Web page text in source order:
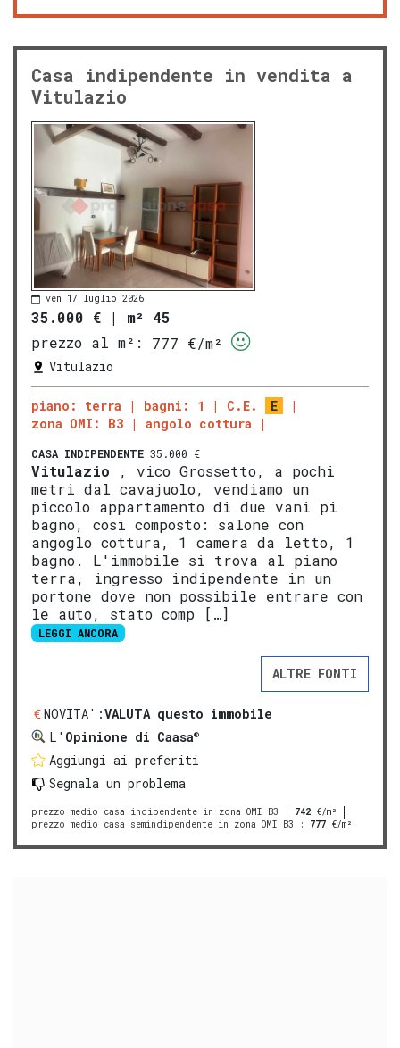
Casa indipendente in vendita a
Vitulazio
ven 17 luglio 2026
35.000 € | m² 45
prezzo al m²:
777 €/m²
Vitulazio
piano: terra bagni: 1 C.E.
E
zona OMI: B3
angolo cottura
CASA INDIPENDENTE 35.000 €
Vitulazio , vico Grossetto, a pochi
metri dal cavajuolo, vendiamo un
piccolo appartamento di due vani pi
bagno, cosi composto: salone con
angoglo cottura, 1 camera da letto, 1
bagno. L'immobile si trova al piano
terra, ingresso indipendente in un
portone dove non possibile entrare con
le auto, stato comp […]
LEGGI ANCORA
ALTRE FONTI
NOVITA':VALUTA questo immobile
L' Opinione di Caasa®
Aggiungi ai preferiti
Segnala un problema
prezzo medio casa indipendente in zona OMI B3 : 742 €/m²
prezzo medio casa semindipendente in zona OMI B3 : 777 €/m²